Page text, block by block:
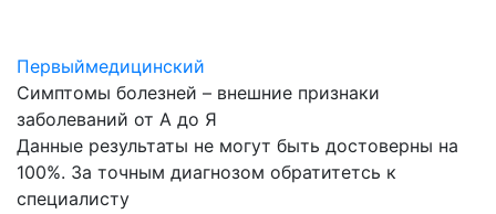
Первыймедицинский
Симптомы болезней – внешние признаки
заболеваний от А до Я
Данные результаты не могут быть достоверны на
100%. За точным диагнозом обратитетсь к
специалисту